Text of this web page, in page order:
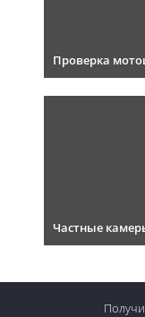
Проверка
Частные